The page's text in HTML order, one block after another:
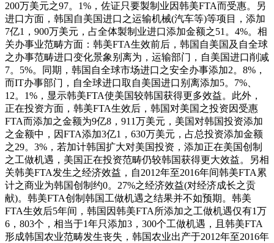
200万美元之97。1%，佐证只要製制业因韩美FTA而受惠。另
进口方面，韩国自美国进口之运输机械(汽车等)等项目，添加
7亿1，900万美元，占全体製制业进口添加金额之51。4%。相
关办事业范畴方面：韩美FTA生效前后，韩国自美国及自全球
之办事范畴进口变化景象别离为，运输部门，自美国进口削减
7。5%。同期，韩国自全球市场进口之安全办事添加2。8%，
而IT办事部门，自全球进口取自美国进口别离添加5。7%、
12。1%，显示韩美FTA使美国较韩国获得更多效益。此外，
正在投资方面，韩美FTA生效后，韩国对美国之投资因受惠
FTA而添加之金额为9亿8，911万美元，美国对韩国投资添加
之金额中，因FTA添加3亿1，630万美元，占总投资添加金额
之29。3%，若加计韩国扩大对美国投资，添加正在美国创制
之工做机遇，美国正在投资范畴仍较韩国获得更大效益。另相
关韩美FTA发生之经济效益，自2012年至2016年间韩美FTA累
计之商业为韩国创制约0。27%之经济效益(对经济成长之贡
献)。韩美FTA创制韩国工做机遇之结果并不如预期。韩美
FTA生效后5年间，韩国因韩美FTA所添加之工做机遇仅有1万
6，803个，相当于1年只添加3，300个工做机遇，且韩美FTA
形成韩国农业范畴发生丧失，韩国农业出产于2012年至2016年